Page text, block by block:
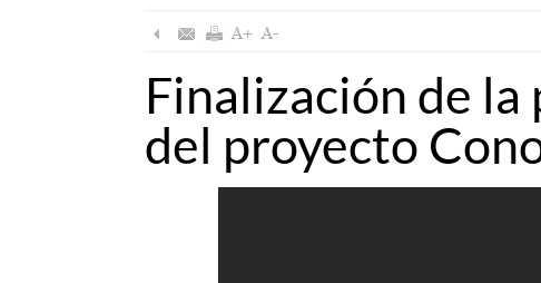
Finalización de
del proyecto